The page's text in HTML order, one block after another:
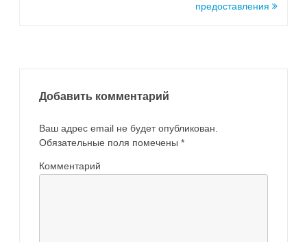
предоставления
Добавить комментарий
Ваш адрес email не будет опубликован.
Обязательные поля помечены *
Комментарий